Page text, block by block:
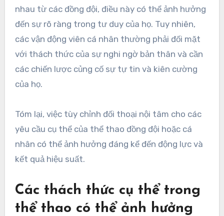
nhau từ các đồng đội, điều này có thể ảnh hưởng
đến sự rõ ràng trong tư duy của họ. Tuy nhiên,
các vận động viên cá nhân thường phải đối mặt
với thách thức của sự nghi ngờ bản thân và cần
các chiến lược củng cố sự tự tin và kiên cường
của họ.
Tóm lại, việc tùy chỉnh đối thoại nội tâm cho các
yêu cầu cụ thể của thể thao đồng đội hoặc cá
nhân có thể ảnh hưởng đáng kể đến động lực và
kết quả hiệu suất.
Các thách thức cụ thể trong
thể thao có thể ảnh hưởng